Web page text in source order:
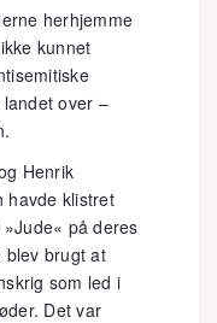
herhjemme
kunnet
over –
Henrik
havde klistret
på deres
blev brugt at
som led i
Det var